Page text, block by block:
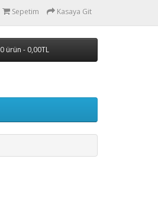
Sepetim Kasaya Git
0 ürün - 0,00TL